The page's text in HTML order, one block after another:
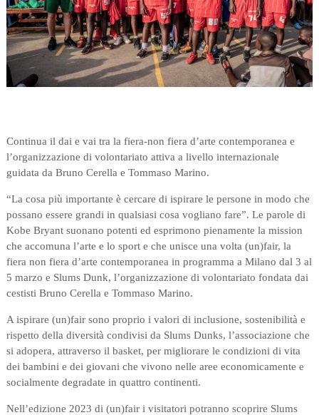
Continua il dai e vai tra la fiera-non fiera d’arte contemporanea e
l’organizzazione di volontariato attiva a livello internazionale
guidata da Bruno Cerella e Tommaso Marino.
“La cosa più importante è cercare di ispirare le persone in modo che
possano essere grandi in qualsiasi cosa vogliano fare”. Le parole di
Kobe Bryant suonano potenti ed esprimono pienamente la mission
che accomuna l’arte e lo sport e che unisce una volta (un)fair, la
fiera non fiera d’arte contemporanea in programma a Milano dal 3 al
5 marzo e Slums Dunk, l’organizzazione di volontariato fondata dai
cestisti Bruno Cerella e Tommaso Marino.
A ispirare (un)fair sono proprio i valori di inclusione, sostenibilità e
rispetto della diversità condivisi da Slums Dunks, l’associazione che
si adopera, attraverso il basket, per migliorare le condizioni di vita
dei bambini e dei giovani che vivono nelle aree economicamente e
socialmente degradate in quattro continenti.
Nell’edizione 2023 di (un)fair i visitatori potranno scoprire Slums